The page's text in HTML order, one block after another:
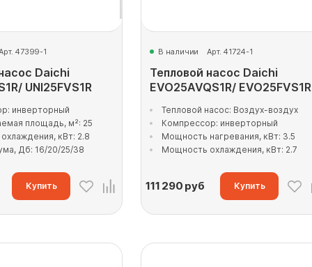
47399-1
Daichi
UNI25FVS1R
инверторный
площадь, м²: 25
кВт: 2.8
Дб: 16/20/25/38
Купить
В наличии Арт. 41724-1
Тепловой насос Daichi
EVO25AVQS1R/ EVO25FVS1R
Тепловой насос: Воздух-воздух
Компрессор: инверторный
Мощность нагревания, кВт: 3.5
Мощность охлаждения, кВт: 2.7
111 290 руб Купить